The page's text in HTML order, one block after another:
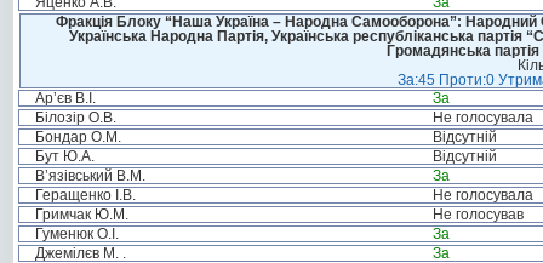
Фракція Блоку “Наша Україна – Народна Самооборона”: Народний
Українська Народна Партія, Українська республіканська
Громадянська
За:45 Проти:0
Ар’єв В.І.
За
Білозір О.В.
Не голосувала
Бондар О.М.
Відсутній
Бут Ю.А.
Відсутній
В’язівський В.М.
За
Геращенко І.В.
Не голосувала
Гримчак Ю.М.
Не голосував
Гуменюк О.І.
За
Джемілєв М. .
За